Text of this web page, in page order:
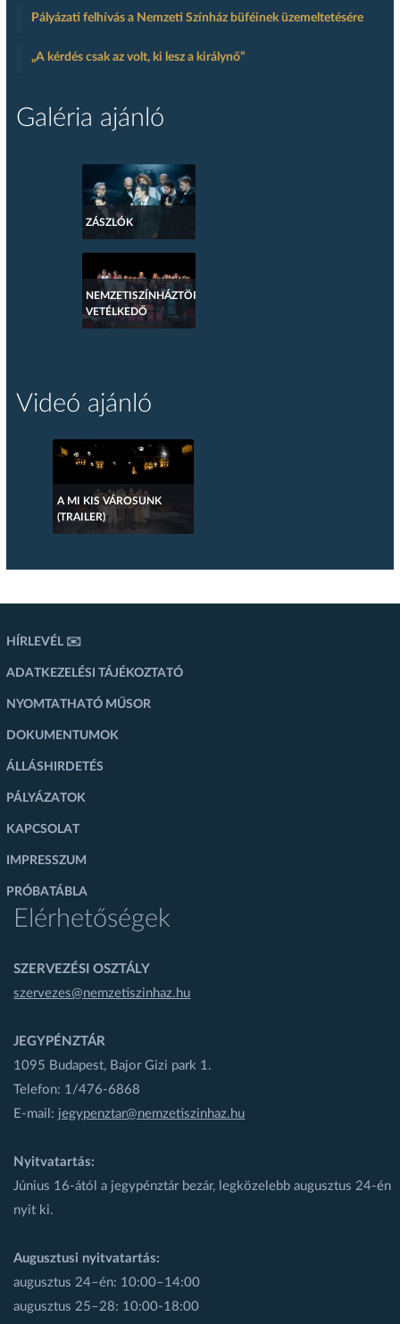
Pályázati felhívás a Nemzeti Színház büféinek üzemeltetésére
„A kérdés csak az volt, ki lesz a királynő”
Galéria ajánló
ZÁSZLÓK
NEMZETISZÍNHÁZTÖRTÉNETI
VETÉLKEDŐ
Videó ajánló
A MI KIS VÁROSUNK
(TRAILER)
HÍRLEVÉL ✉️
ADATKEZELÉSI TÁJÉKOZTATÓ
NYOMTATHATÓ MŰSOR
DOKUMENTUMOK
ÁLLÁSHIRDETÉS
PÁLYÁZATOK
KAPCSOLAT
IMPRESSZUM
PRÓBATÁBLA
Elérhetőségek
SZERVEZÉSI OSZTÁLY
szervezes@nemzetiszinhaz.hu
JEGYPÉNZTÁR
1095 Budapest, Bajor Gizi park 1.
Telefon: 1/476-6868
E-mail: jegypenztar@nemzetiszinhaz.hu
Nyitvatartás:
Június 16-ától a jegypénztár bezár, legközelebb augusztus 24-én
nyit ki.
Augusztusi nyitvatartás:
augusztus 24–én: 10:00–14:00
augusztus 25–28: 10:00-18:00